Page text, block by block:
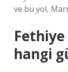
ve bu yol,
hangi